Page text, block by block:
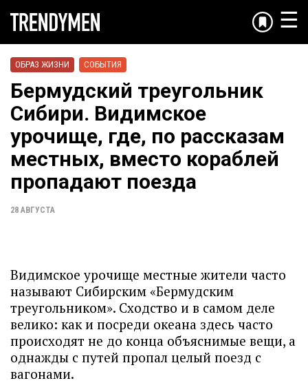
☰
ОБРАЗ ЖИЗНИ СОБЫТИЯ
Бермудский треугольник
Сибири. Видимское
урочище, где, по рассказам
местных, вместо кораблей
пропадают поезда
28 АВГУСТА
Видимское урочище местные жители часто
называют Сибирским «Бермудским
треугольником». Сходство и в самом деле
велико: как и посреди океана здесь часто
происходят не до конца объяснимые вещи, а
однажды с путей пропал целый поезд с
вагонами.